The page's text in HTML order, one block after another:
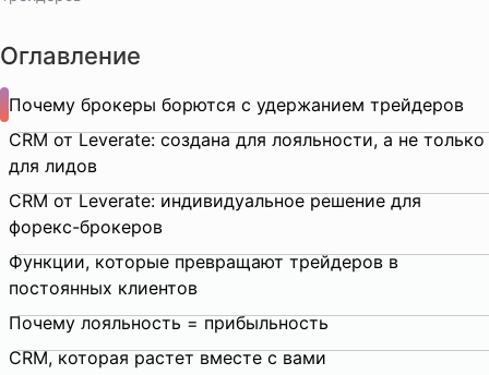
Оглавление
Почему брокеры борются с удержанием трейдеров
CRM от Leverate: создана для лояльности, а не только
для лидов
CRM от Leverate: индивидуальное решение для
форекс-брокеров
Функции, которые превращают трейдеров в
постоянных клиентов
Почему лояльность = прибыльность
CRM, которая растет вместе с вами